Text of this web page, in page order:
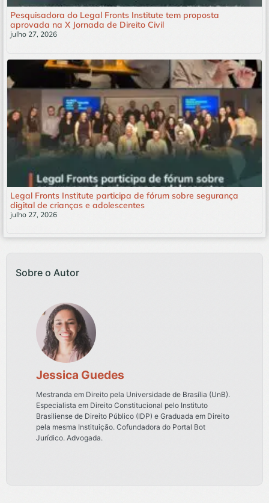
Pesquisadora do Legal Fronts Institute tem proposta
aprovada na X Jornada de Direito Civil
julho 27, 2026
Legal Fronts Institute participa de fórum sobre segurança
digital de crianças e adolescentes
julho 27, 2026
Sobre o Autor
Jessica Guedes
Mestranda em Direito pela Universidade de Brasília (UnB).
Especialista em Direito Constitucional pelo Instituto
Brasiliense de Direito Público (IDP) e Graduada em Direito
pela mesma Instituição. Cofundadora do Portal Bot
Jurídico. Advogada.